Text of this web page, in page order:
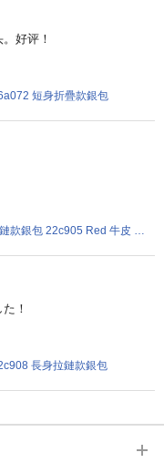
好评！
短身折疊款銀包
全新 Ferragamo 菲拉格慕 長身拉鏈款銀包 22c905 Red 牛皮 紅色
！
長身拉鏈款銀包